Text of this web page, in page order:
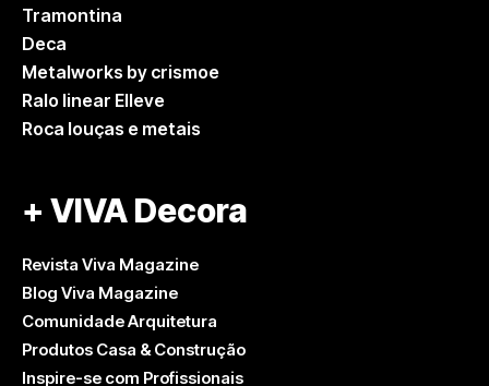
Tramontina
Deca
Metalworks by crismoe
Ralo linear Elleve
Roca louças e metais
+ VIVA Decora
Revista Viva Magazine
Blog Viva Magazine
Comunidade Arquitetura
Produtos Casa & Construção
Inspire-se com Profissionais